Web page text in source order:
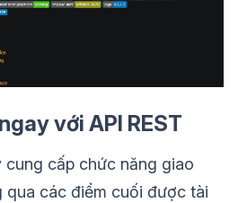
với API REST
cung cấp chức năng giao
qua các điểm cuối được tài